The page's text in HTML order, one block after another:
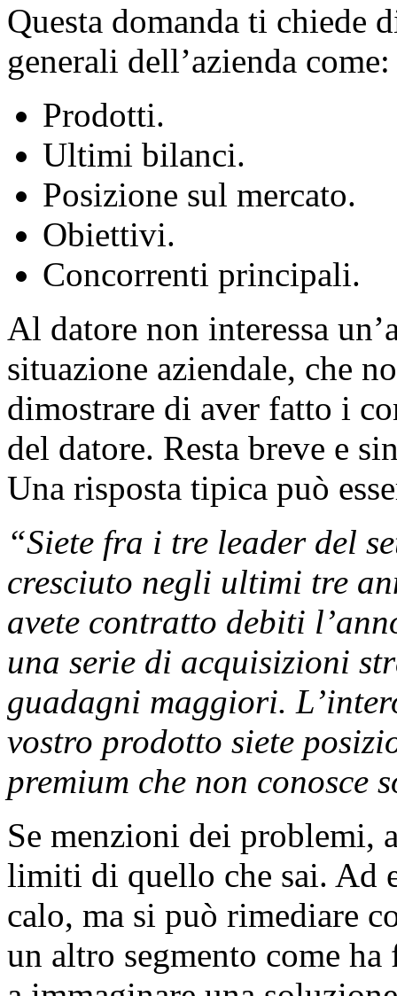
Questa domanda ti chiede
generali dell’azienda come:
Prodotti.
Ultimi bilanci.
Posizione sul mercato.
Obiettivi.
Concorrenti principali.
Al datore non interessa
situazione aziendale, che
dimostrare di aver fatto i
del datore. Resta breve e
Una risposta tipica può
“Siete fra i tre leader del
cresciuto negli ultimi tre
avete contratto debiti
una serie di acquisizioni
guadagni maggiori.
vostro prodotto siete
premium che non conosce
Se menzioni dei problemi,
limiti di quello che sai. Ad
calo, ma si può rimediare
un altro segmento come